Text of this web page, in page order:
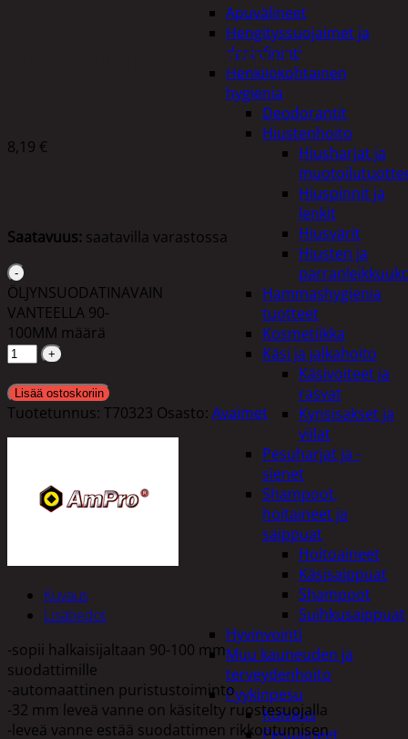
Apuvälineet
Hengityssuojaimet ja
desinfiointi
Henkilökohtainen
hygienia
Deodorantit
Hiustenhoito
Hiusharjat ja
Hiuspinnit ja
lenkit
Hiusvärit
Hiusten ja
Hammashygienia
tuotteet
Kosmetiikka
Käsi ja jalkahoito
Käsivoiteet ja
rasvat
Kynsisakset ja
viilat
Pesuharjat ja -
sienet
Shampoot,
hoitaineet ja
saippuat
Hoitoaineet
Käsisaippuat
Shampoot
Suihkusaippuat
Hyvinvointi
Muu kauneuden ja
terveydenhoito
Pyykinpesu
Kuivaus
Pesuaineet
ÖLJYNSUODATINAVAIN VANTEELLA 90-100MM
8,19 €
Saatavuus: saatavilla varastossa
ÖLJYNSUODATINAVAIN
VANTEELLA 90-
100MM määrä
Lisää ostoskoriin
Tuotetunnus: T70323 Osasto: Avaimet
Kuvaus
Lisätiedot
-sopii halkaisijaltaan 90-100 mm
suodattimille
-automaattinen puristustoiminto
-32 mm leveä vanne on käsitelty ruostesuojalla
-leveä vanne estää suodattimen rikkoutumisen